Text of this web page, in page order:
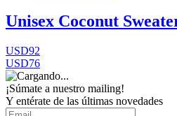
Unisex Coconut
USD92
USD76
¡Súmate a nuestro mailing!
Y entérate de las últimas novedades